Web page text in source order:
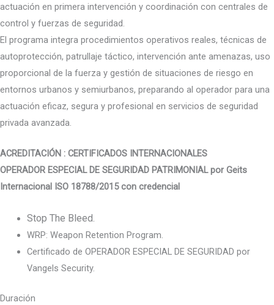
actuación en primera intervención y coordinación con centrales de
control y fuerzas de seguridad.
El programa integra procedimientos operativos reales, técnicas de
autoprotección, patrullaje táctico, intervención ante amenazas, uso
proporcional de la fuerza y gestión de situaciones de riesgo en
entornos urbanos y semiurbanos, preparando al operador para una
actuación eficaz, segura y profesional en servicios de seguridad
privada avanzada.
ACREDITACIÓN : CERTIFICADOS INTERNACIONALES
OPERADOR ESPECIAL DE SEGURIDAD PATRIMONIAL por Geits
Internacional ISO 18788/2015 con credencial
Stop The Bleed.
WRP: Weapon Retention Program.
Certificado de OPERADOR ESPECIAL DE SEGURIDAD por
Vangels Security.
Duración